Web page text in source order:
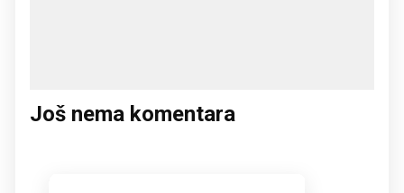
Još nema komentara